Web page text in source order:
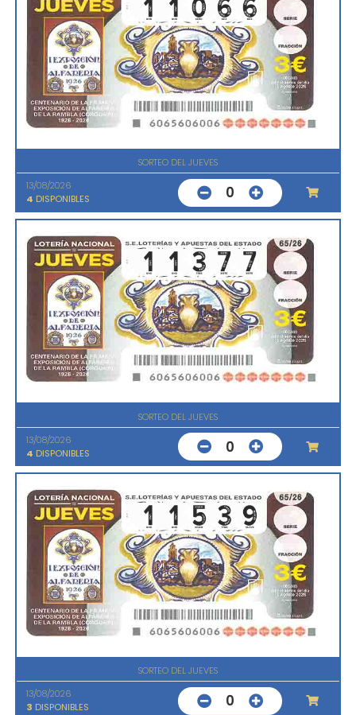
SORTEO DEL JUEVES
13/08/2026
4 DISPONIBLES 0
SORTEO DEL JUEVES
13/08/2026
4 DISPONIBLES 0
SORTEO DEL JUEVES
13/08/2026
3 DISPONIBLES 0